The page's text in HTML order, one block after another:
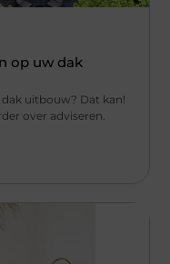
op uw dak
uitbouw? Dat kan!
over adviseren.